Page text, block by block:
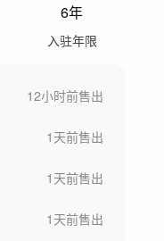
6年
入驻年限
12小时前售出
1天前售出
1天前售出
1天前售出